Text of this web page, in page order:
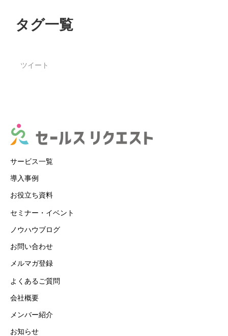
タグ一覧
ツイート
サービス一覧
導入事例
お役立ち資料
セミナー・イベント
ノウハウブログ
お問い合わせ
メルマガ登録
よくあるご質問
会社概要
メンバー紹介
お知らせ